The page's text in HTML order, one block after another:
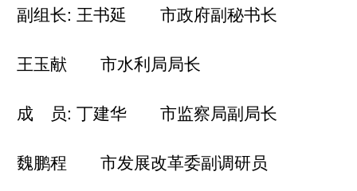
副组长: 王书延 市政府副秘书长
王玉献 市水利局局长
成 员: 丁建华 市监察局副局长
魏鹏程 市发展改革委副调研员